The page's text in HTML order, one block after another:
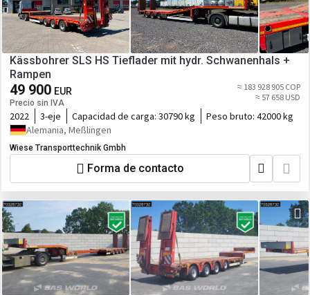
Kässbohrer SLS HS Tieflader mit hydr. Schwanenhals +
Rampen
49 900 EUR
Precio sin IVA
≈ 183 928 905 COP
≈ 57 658 USD
2022 3-eje Capacidad de carga: 30790 kg Peso bruto: 42000 kg
Alemania, Meßlingen
Wiese Transporttechnik Gmbh
Forma de contacto